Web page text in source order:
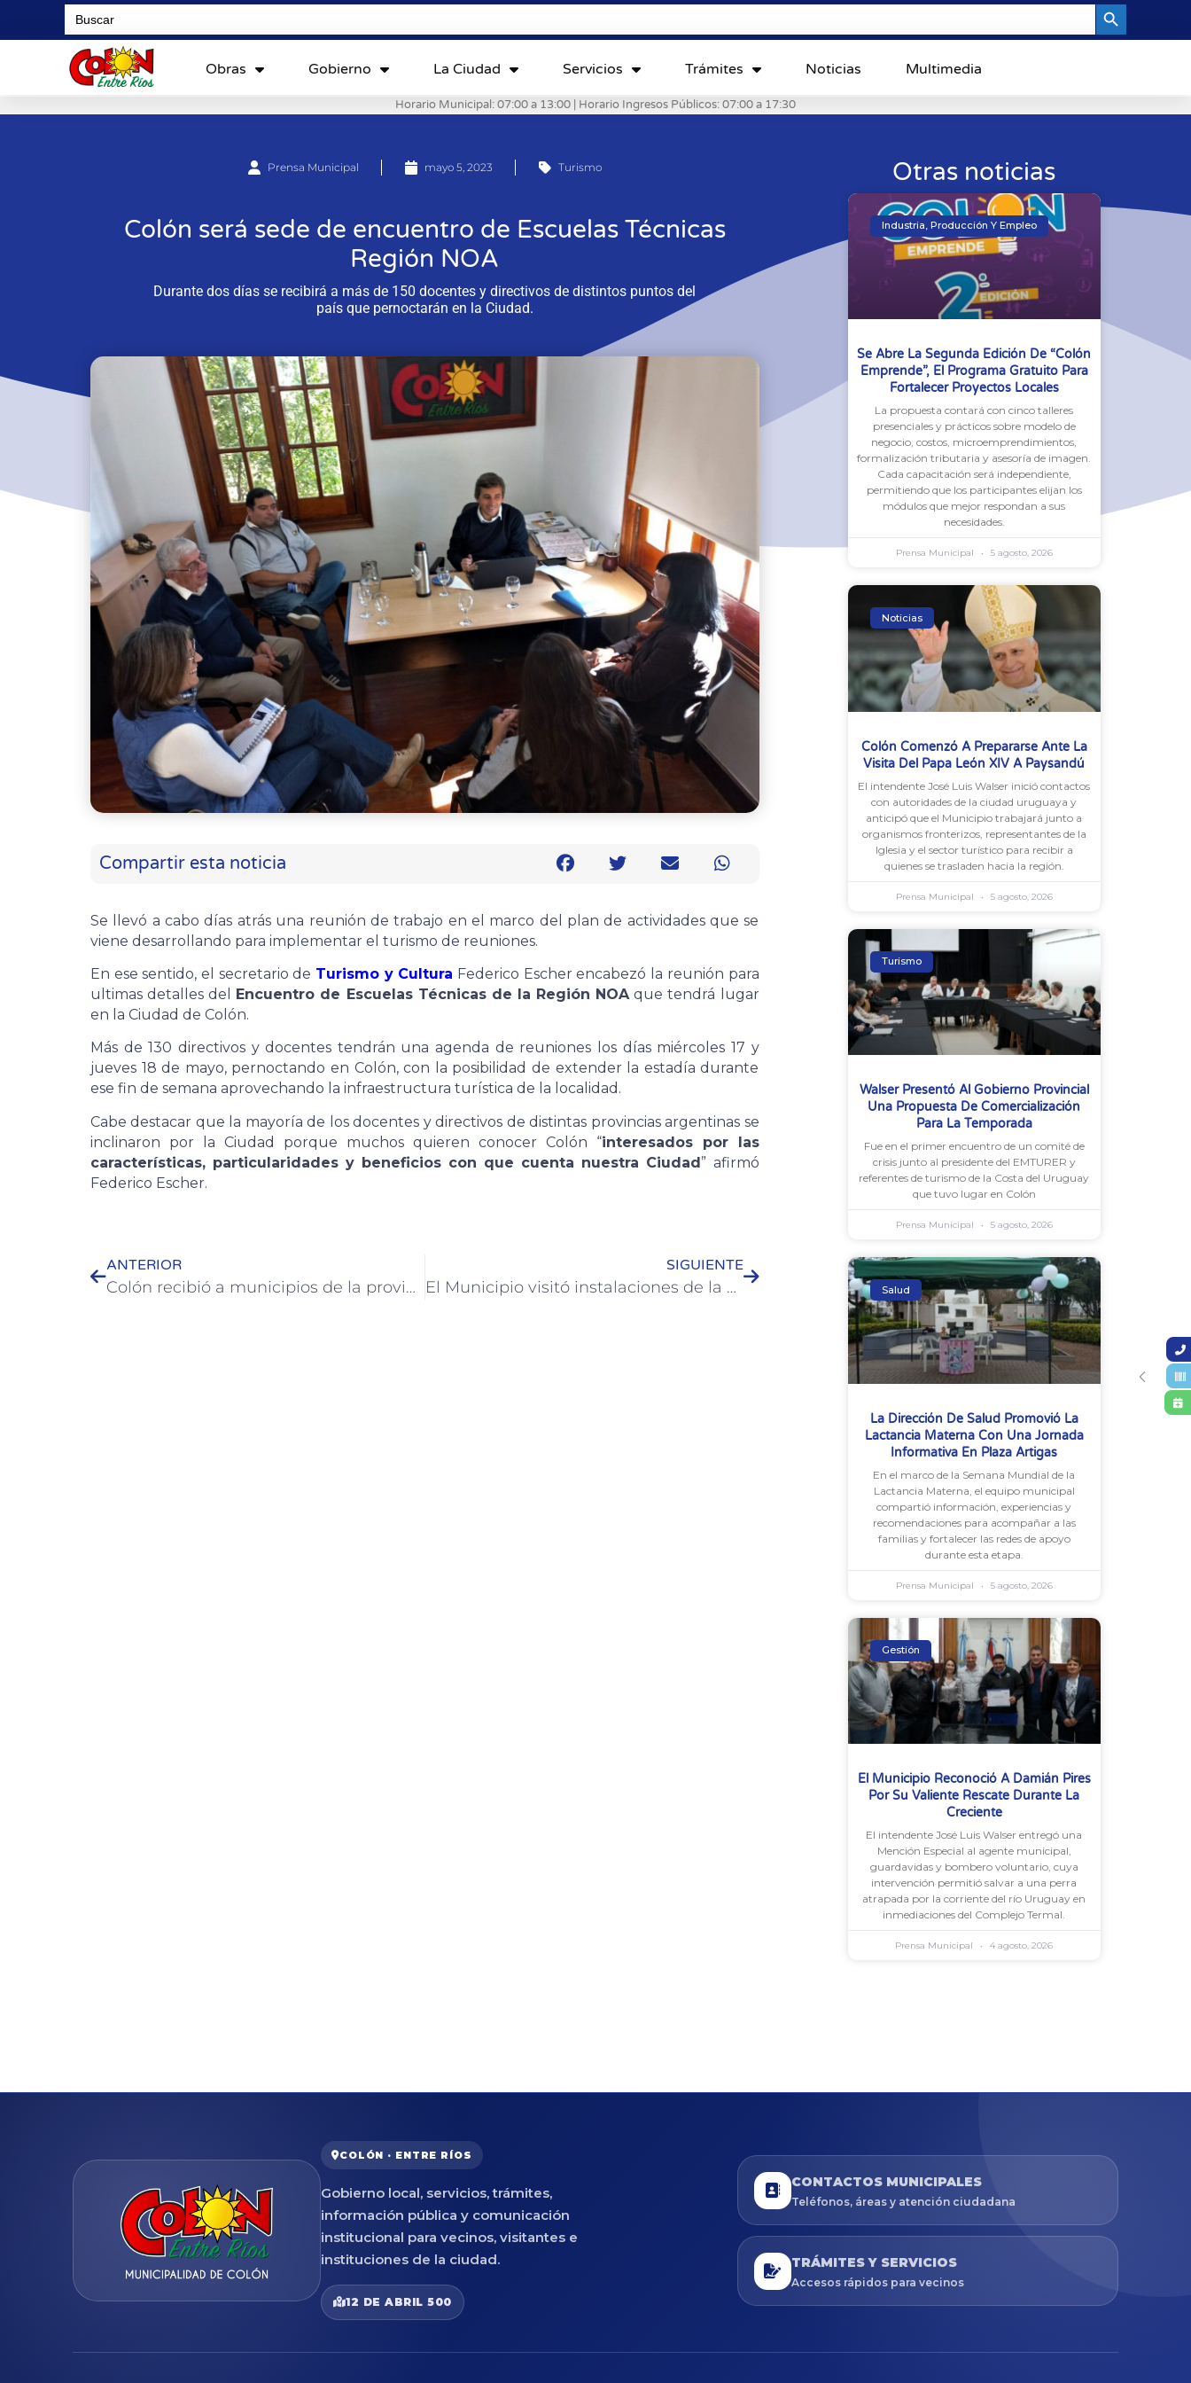
Search
for:
Obras Gobierno La Ciudad Servicios Trámites Noticias Multimedia
Horario Municipal: 07:00 a 13:00 | Horario Ingresos Públicos: 07:00 a 17:30
Prensa Municipal mayo 5, 2023 Turismo
Colón será sede de encuentro de Escuelas Técnicas
Región NOA
Durante dos días se recibirá a más de 150 docentes y directivos de distintos puntos del
país que pernoctarán en la Ciudad.
Compartir esta noticia
Se llevó a cabo días atrás una reunión de trabajo en el marco del plan de actividades que se
viene desarrollando para implementar el turismo de reuniones.
En ese sentido, el secretario de Turismo y Cultura Federico Escher encabezó la reunión para
ultimas detalles del Encuentro de Escuelas Técnicas de la Región NOAque tendrá lugar
en la Ciudad de Colón.
Más de 130 directivos y docentes tendrán una agenda de reuniones los días miércoles 17 y
jueves 18 de mayo, pernoctando en Colón, con la posibilidad de extender la estadía durante
ese fin de semana aprovechando la infraestructura turística de la localidad.
Cabe destacar que la mayoría de los docentes y directivos de distintas provincias argentinas se
inclinaron por la Ciudad porque muchos quieren conocer Colón “interesados por las
características, particularidades y beneficios con que cuenta nuestra Ciudad” afirmó
Federico Escher.
ANTERIOR
Colón recibió a municipios de la provincia para avanzar en el Programa Ribereño del Río Uruguay
SIGUIENTE
El Municipio visitó instalaciones de la Escuela Técnica N° 2
Otras noticias
Industria, Producción Y Empleo
Se Abre La Segunda Edición De “Colón
Emprende”, El Programa Gratuito Para
Fortalecer Proyectos Locales
La propuesta contará con cinco talleres
presenciales y prácticos sobre modelo de
negocio, costos, microemprendimientos,
formalización tributaria y asesoría de imagen.
Cada capacitación será independiente,
permitiendo que los participantes elijan los
módulos que mejor respondan a sus
necesidades.
Prensa Municipal 5 agosto, 2026
Noticias
Colón Comenzó A Prepararse Ante La
Visita Del Papa León XIV A Paysandú
El intendente José Luis Walser inició contactos
con autoridades de la ciudad uruguaya y
anticipó que el Municipio trabajará junto a
organismos fronterizos, representantes de la
Iglesia y el sector turístico para recibir a
quienes se trasladen hacia la región.
Prensa Municipal 5 agosto, 2026
Turismo
Walser Presentó Al Gobierno Provincial
Una Propuesta De Comercialización
Para La Temporada
Fue en el primer encuentro de un comité de
crisis junto al presidente del EMTURER y
referentes de turismo de la Costa del Uruguay
que tuvo lugar en Colón
Prensa Municipal 5 agosto, 2026
Salud
La Dirección De Salud Promovió La
Lactancia Materna Con Una Jornada
Informativa En Plaza Artigas
En el marco de la Semana Mundial de la
Lactancia Materna, el equipo municipal
compartió información, experiencias y
recomendaciones para acompañar a las
familias y fortalecer las redes de apoyo
durante esta etapa.
Prensa Municipal 5 agosto, 2026
Gestión
El Municipio Reconoció A Damián Pires
Por Su Valiente Rescate Durante La
Creciente
El intendente José Luis Walser entregó una
Mención Especial al agente municipal,
guardavidas y bombero voluntario, cuya
intervención permitió salvar a una perra
atrapada por la corriente del río Uruguay en
inmediaciones del Complejo Termal.
Prensa Municipal 4 agosto, 2026
COLÓN · ENTRE RÍOS
Gobierno local, servicios, trámites,
información pública y comunicación
institucional para vecinos, visitantes e
instituciones de la ciudad.
12 DE ABRIL 500
CONTACTOS MUNICIPALES
Teléfonos, áreas y atención ciudadana
TRÁMITES Y SERVICIOS
Accesos rápidos para vecinos